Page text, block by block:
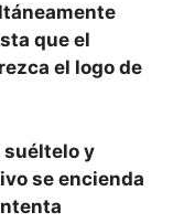
que el
el logo de
suéltelo y
se encienda